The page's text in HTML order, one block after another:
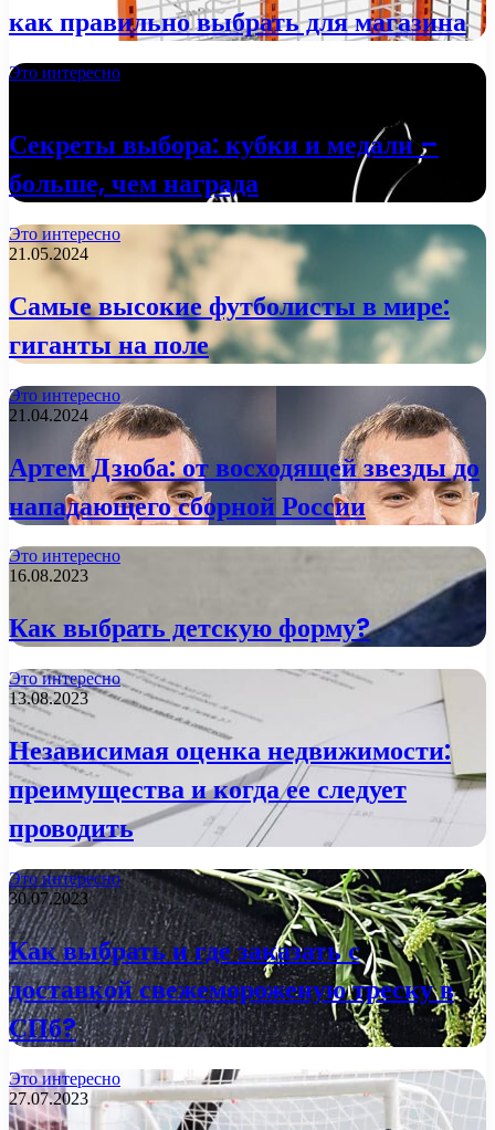
как правильно выбрать для магазина
Это интересно
Секреты выбора: кубки и медали –
больше, чем награда
Это интересно
21.05.2024
Самые высокие футболисты в мире:
гиганты на поле
Это интересно
21.04.2024
Артем Дзюба: от восходящей звезды до
нападающего сборной России
Это интересно
16.08.2023
Как выбрать детскую форму?
Это интересно
13.08.2023
Независимая оценка недвижимости:
преимущества и когда ее следует
проводить
Это интересно
30.07.2023
Как выбрать и где заказать с
доставкой свежемороженую треску в
СПб?
Это интересно
27.07.2023